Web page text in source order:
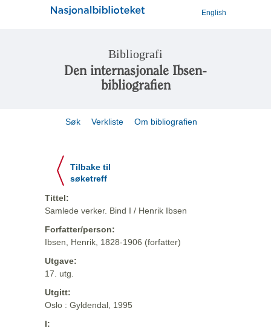
English
Bibliografi
Den internasjonale Ibsen-
bibliografien
Søk Verkliste Om bibliografien
Tilbake til
søketreff
Tittel:
Samlede verker. Bind I / Henrik Ibsen
Forfatter/person:
Ibsen, Henrik, 1828-1906 (forfatter)
Utgave:
17. utg.
Utgitt:
Oslo : Gyldendal, 1995
I: